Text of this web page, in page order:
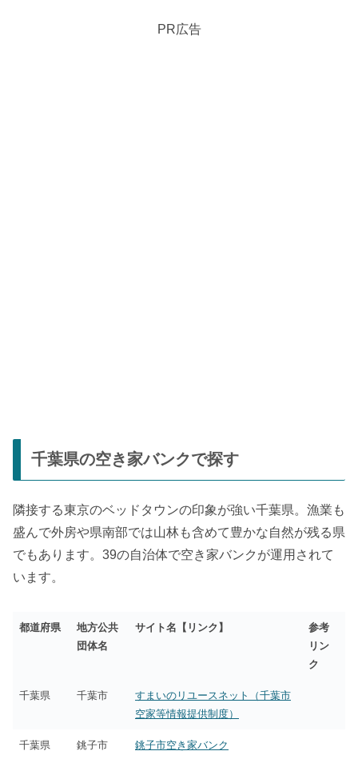
PR広告
千葉県の空き家バンクで探す
隣接する東京のベッドタウンの印象が強い千葉県。漁業も
盛んで外房や県南部では山林も含めて豊かな自然が残る県
でもあります。39の自治体で空き家バンクが運用されて
います。
都道府県
地方公共
団体名
サイト名【リンク】
参考
リン
ク
千葉県 千葉市
すまいのリユースネット（千葉市
空家等情報提供制度）
千葉県 銚子市 銚子市空き家バンク